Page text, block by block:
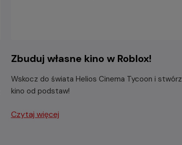
Zbuduj własne kino w Roblox!
Wskocz do świata Helios Cinema Tycoon i stwórz
kino od podstaw!
Czytaj więcej